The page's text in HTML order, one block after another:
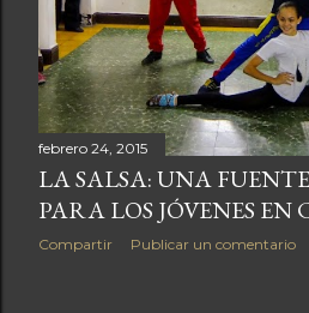
febrero 24, 2015
LA SALSA: UNA
PARA LOS JÓVENES EN
Compartir Publicar un comentario